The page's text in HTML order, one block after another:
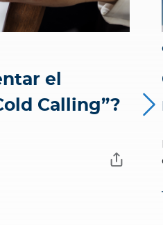
el
Calling”?